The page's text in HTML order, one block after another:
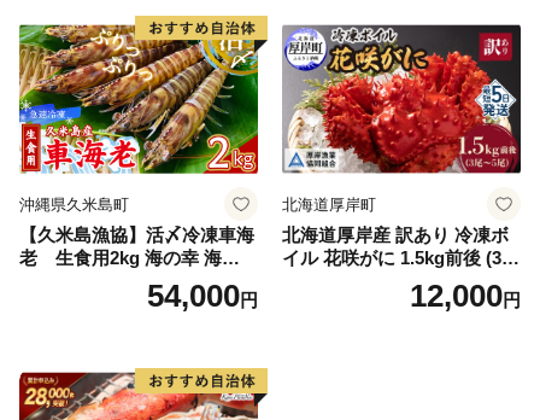
イル済み 冷凍 カニ 蟹 かに
カニ味噌 甲羅 お得 格安 小ぶ
り 解凍 カニ鍋 甲羅焼き 海鮮
返礼品 特産品 新鮮 濃厚 旨み
簡単調理 家庭用 ギフト グル
メ
沖縄県久米島町
【久米島漁協】活〆冷凍車海
老 生食用2kg 海の幸 海鮮
車えび クルマエビ 高級食材
生食 刺身 鮮度抜群 プリプリ
り物 お歳暮 お中元
54,000円
北海道厚岸町
北海道厚岸産 訳あり 冷凍ボ
イル 花咲がに 1.5kg前後 (3尾
～5尾入) 蟹 花咲ガニ 魚介類
魚介 [№5863-1090]12,000円